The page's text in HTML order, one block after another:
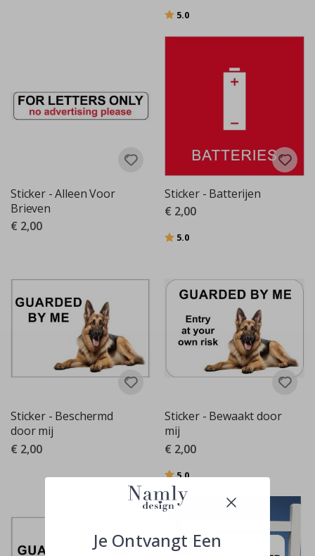
Beoordeling:
5.0
Sticker - Alleen Voor
Brieven
€ 2,00
Sticker - Batterijen
€ 2,00
Beoordeling:
5.0
Sticker - Beschermd
door mij
€ 2,00
Sticker - Bewaakt door
mij
€ 2,00
Beoordeling:
5.0
Je Ontvangt Een